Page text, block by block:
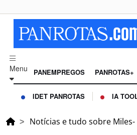
Menu PANEMPREGOS PANROTAS+
IDET PANROTAS IA
Notícias e tudo sobre Miles-